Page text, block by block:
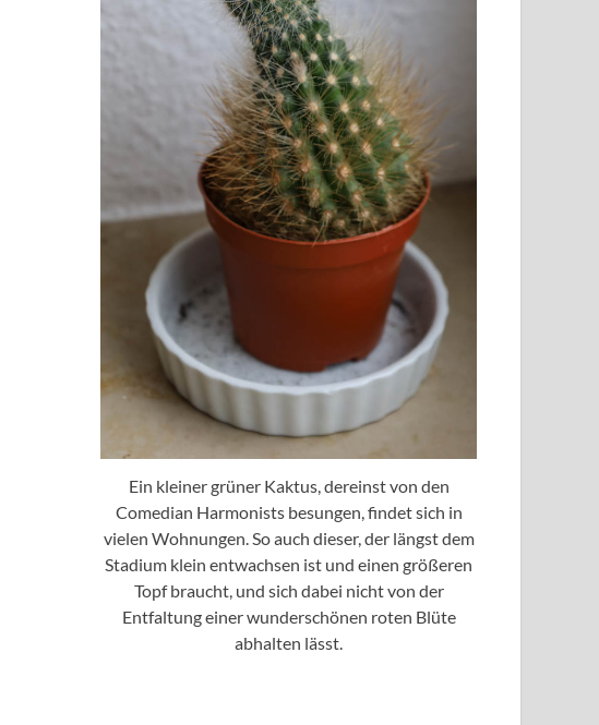
Ein kleiner grüner Kaktus, dereinst von den
Comedian Harmonists besungen, findet sich in
vielen Wohnungen. So auch dieser, der längst dem
Stadium klein entwachsen ist und einen größeren
Topf braucht, und sich dabei nicht von der
Entfaltung einer wunderschönen roten Blüte
abhalten lässt.